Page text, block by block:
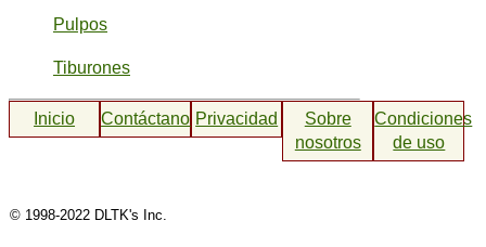
Pulpos
Tiburones
Inicio ContáctanosPrivacidad
Sobre
nosotros
Condiciones
de uso
© 1998-2022 DLTK's Inc.